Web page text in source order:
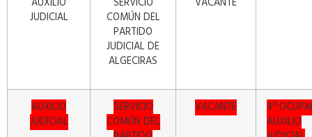
AUXILIO
JUDICIAL
SERVICIO
COMÚN DEL
PARTIDO
JUDICIAL DE
ALGECIRAS
VACANTE
AUXILIO
JUDICIAL
SERVICIO
COMÚN DEL
VACANTE
4ª
AUXILIO